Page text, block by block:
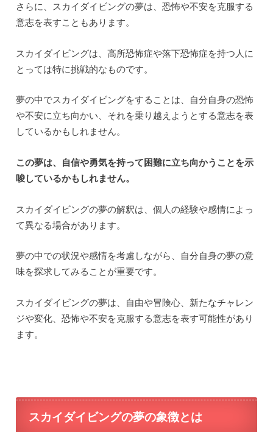
さらに、スカイダイビングの夢は、恐怖や不安を克服する
意志を表すこともあります。
スカイダイビングは、高所恐怖症や落下恐怖症を持つ人に
とっては特に挑戦的なものです。
夢の中でスカイダイビングをすることは、自分自身の恐怖
や不安に立ち向かい、それを乗り越えようとする意志を表
しているかもしれません。
この夢は、自信や勇気を持って困難に立ち向かうことを示
唆しているかもしれません。
スカイダイビングの夢の解釈は、個人の経験や感情によっ
て異なる場合があります。
夢の中での状況や感情を考慮しながら、自分自身の夢の意
味を探求してみることが重要です。
スカイダイビングの夢は、自由や冒険心、新たなチャレン
ジや変化、恐怖や不安を克服する意志を表す可能性があり
ます。
スカイダイビングの夢の象徴とは